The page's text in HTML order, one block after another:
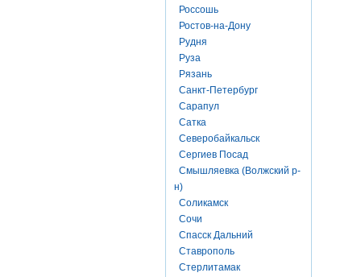
Россошь
Ростов-на-Дону
Рудня
Руза
Рязань
Санкт-Петербург
Сарапул
Сатка
Северобайкальск
Сергиев Посад
Смышляевка (Волжский р-
н)
Соликамск
Сочи
Спасск Дальний
Ставрополь
Стерлитамак